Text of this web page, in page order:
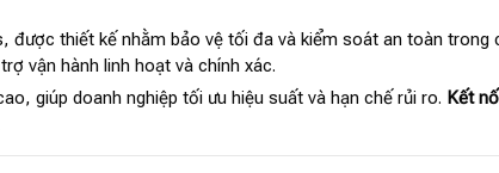
được thiết kế nhằm bảo vệ tối đa và kiểm soát an toàn trong
vận hành linh hoạt và chính xác.
giúp doanh nghiệp tối ưu hiệu suất và hạn chế rủi ro. Kết